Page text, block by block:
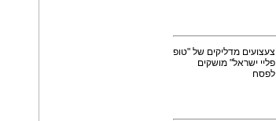
צעצועים מדליקים של "טופ
פליי ישראל" מושקים
לפסח